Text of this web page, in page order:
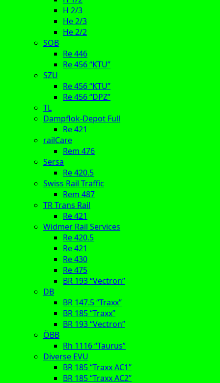
H 2/3
He 2/3
He 2/2
SOB
Re 446
Re 456 “KTU”
SZU
Re 456 “KTU”
Re 456 “DPZ”
TL
Dampflok-Depot Full
Re 421
railCare
Rem 476
Sersa
Re 420.5
Swiss Rail Traffic
Rem 487
TR Trans Rail
Re 421
Widmer Rail Services
Re 420.5
Re 421
Re 430
Re 475
BR 193 “Vectron”
DB
BR 147.5 “Traxx”
BR 185 “Traxx”
BR 193 “Vectron”
ÖBB
Rh 1116 “Taurus”
Diverse EVU
BR 185 “Traxx AC1”
BR 185 “Traxx AC2”